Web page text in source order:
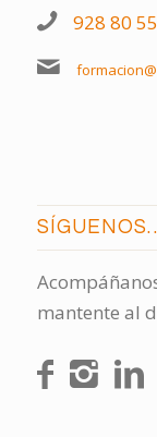
928 80
mantente al